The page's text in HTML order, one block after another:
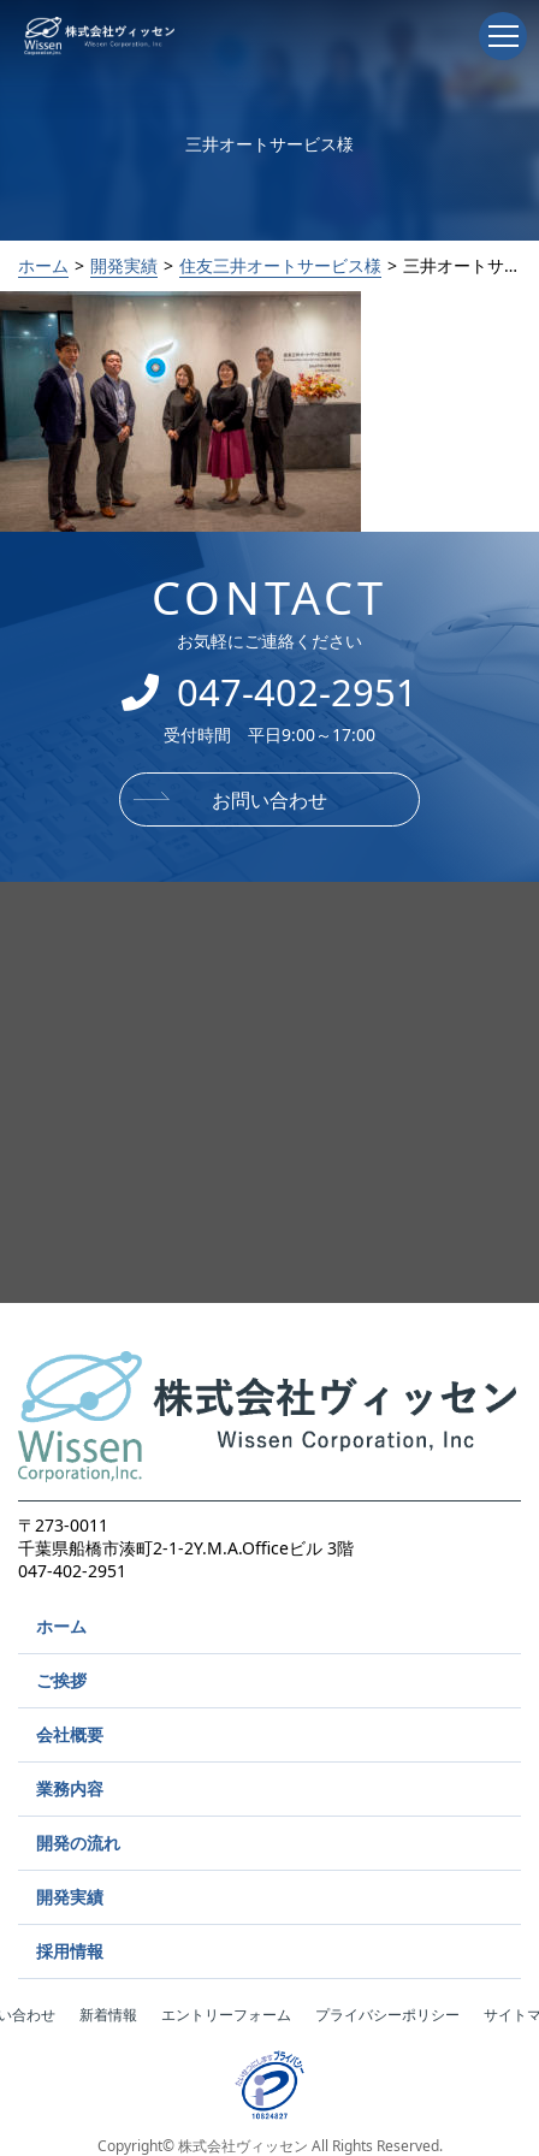
三井オートサービス様
ホーム 開発実績 住友三井オートサービス様 三井オートサービス様
CONTACT
お気軽にご連絡ください
047-402-2951
受付時間 平日9:00～17:00
お問い合わせ
〒273-0011
千葉県船橋市湊町2-1-2Y.M.A.Officeビル 3階
047-402-2951
ホーム
ご挨拶
会社概要
業務内容
開発の流れ
開発実績
採用情報
合わせ 新着情報 エントリーフォーム プライバシーポリシー サイト
Copyright© 株式会社ヴィッセン All Rights Reserved.